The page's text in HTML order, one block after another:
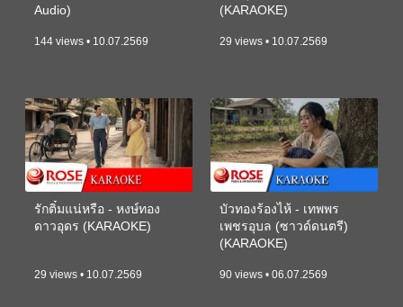
Audio)
144 views • 10.07.2569
(KARAOKE)
29 views • 10.07.2569
รักติ๋มแน่หรือ - หงษ์ทอง
ดาวอุดร (KARAOKE)
29 views • 10.07.2569
บัวทองร้องไห้ - เทพพร
เพชรอุบล (ซาวด์ดนตรี)
(KARAOKE)
90 views • 06.07.2569